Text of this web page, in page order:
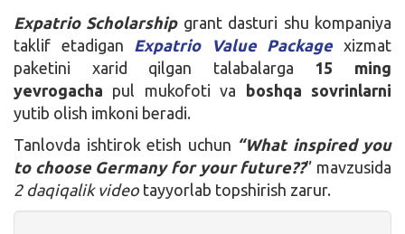
Expatrio Scholarshipgrant dasturi shu kompaniya
taklif etadigan Expatrio Value Packagexizmat
paketini xarid qilgan talabalarga 15 ming
yevrogacha pul mukofoti va boshqa sovrinlarni
yutib olish imkoni beradi.
Tanlovda ishtirok etish uchun “What inspired you
to choose Germany for your future??” mavzusida
2 daqiqalik video tayyorlab topshirish zarur.